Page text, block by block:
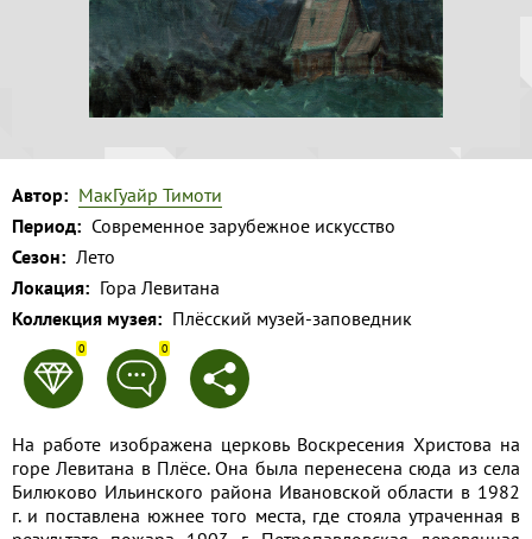
Автор: МакГуайр Тимоти
Период: Современное зарубежное искусство
Сезон: Лето
Локация: Гора Левитана
Коллекция музея: Плёсский музей-заповедник
0 0
На работе изображена церковь Воскресения Христова на
горе Левитана в Плёсе. Она была перенесена сюда из села
Билюково Ильинского района Ивановской области в 1982
г. и поставлена южнее того места, где стояла утраченная в
Осень
Коллекция
музея
Музей
Сбросить